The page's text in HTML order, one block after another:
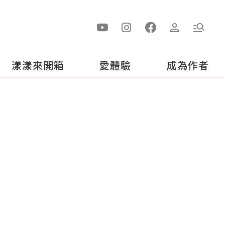
漾漾來開箱 愛體驗 成為作者